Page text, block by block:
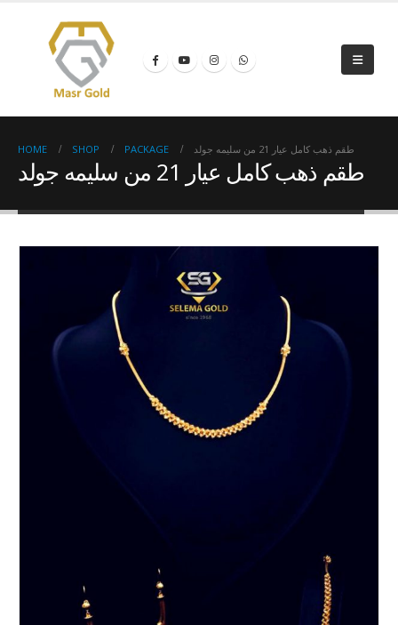
HOME SHOP PACKAGE طقم ذهب كامل عيار 21 من سليمه جولد
طقم ذهب كامل عيار 21 من سليمه جولد